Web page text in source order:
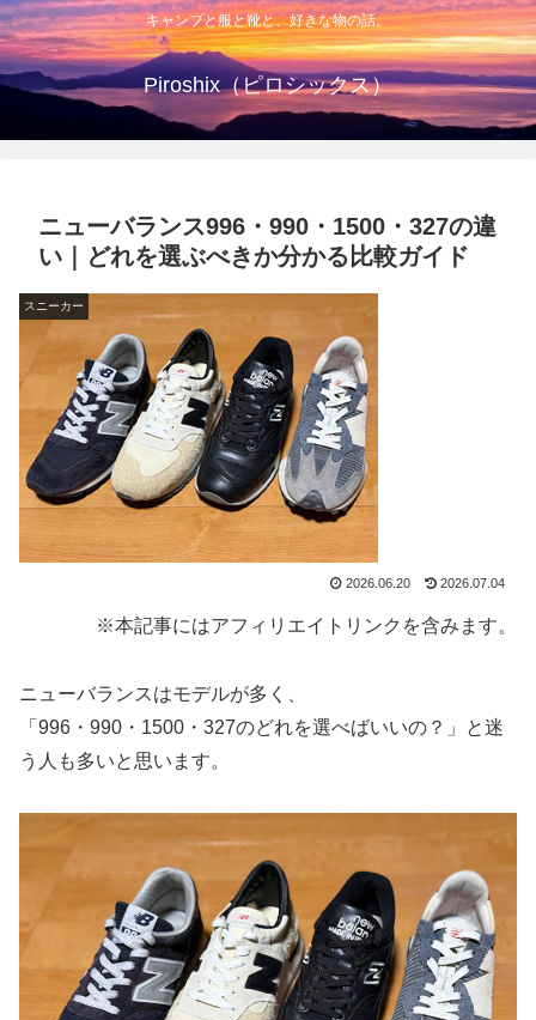
キャンプと服と靴と、好きな物の話。
Piroshix（ピロシックス）
ニューバランス996・990・1500・327の違
い｜どれを選ぶべきか分かる比較ガイド
スニーカー
2026.06.20 2026.07.04
※本記事にはアフィリエイトリンクを含みます。
ニューバランスはモデルが多く、
「996・990・1500・327のどれを選べばいいの？」と迷
う人も多いと思います。